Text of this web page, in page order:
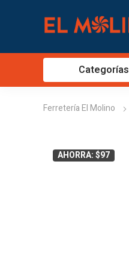
Categorías
Ferretería El Molino
AHORRA: $97